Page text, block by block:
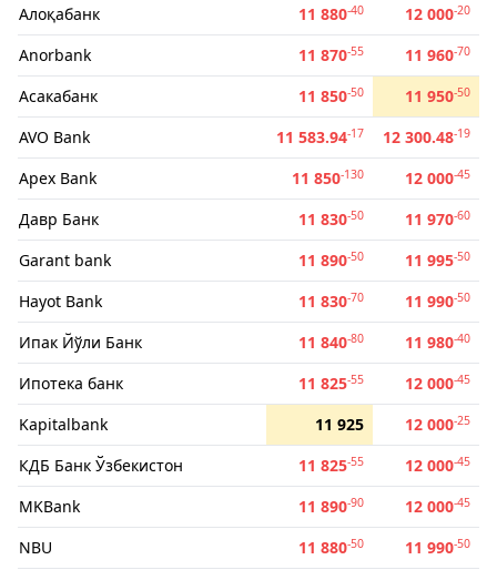
Алоқабанк 11 880-40 12 000-20
Anorbank 11 870-55 11 960-70
Асакабанк 11 850-50 11 950-50
AVO Bank 11 583.94-17 12 300.48-19
Apex Bank 11 850-130 12 000-45
Давр Банк 11 830-50 11 970-60
Garant bank 11 890-50 11 995-50
Hayot Bank 11 830-70 11 990-50
Ипак Йўли Банк 11 840-80 11 980-40
Ипотека банк 11 825-55 12 000-45
Kapitalbank 11 925 12 000-25
КДБ Банк Ўзбекистон 11 825-55 12 000-45
MKBank 11 890-90 12 000-45
NBU 11 880-50 11 990-50